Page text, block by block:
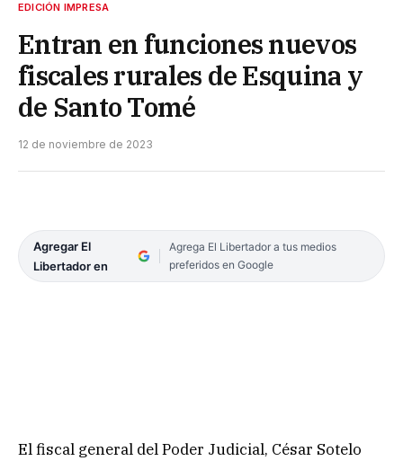
EDICIÓN IMPRESA
Entran en funciones nuevos
fiscales rurales de Esquina y
de Santo Tomé
12 de noviembre de 2023
Agregar El
Libertador en
Agrega El Libertador a tus medios
preferidos en Google
El fiscal general del Poder Judicial, César Sotelo